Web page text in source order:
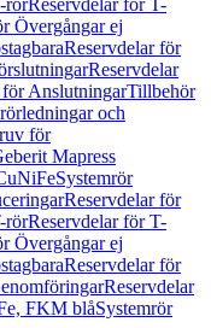
rörReservdelar för T-
Övergångar ej
Reservdelar för
Reservdelar
AnslutningarTillbehör
och
för
Mapress
Systemrör
Reservdelar för
rörReservdelar för T-
Övergångar ej
Reservdelar för
Reservdelar
FKM blåSystemrör